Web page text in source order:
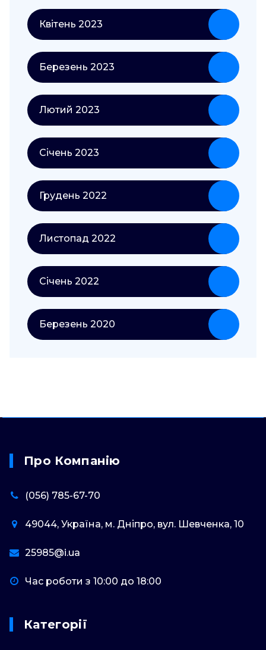
Квітень 2023
Березень 2023
Лютий 2023
Січень 2023
Грудень 2022
Листопад 2022
Січень 2022
Березень 2020
Про Компанію
(056) 785-67-70
49044, Україна, м. Дніпро, вул. Шевченка, 10
25985@i.ua
Час роботи з 10:00 до 18:00
Категорії